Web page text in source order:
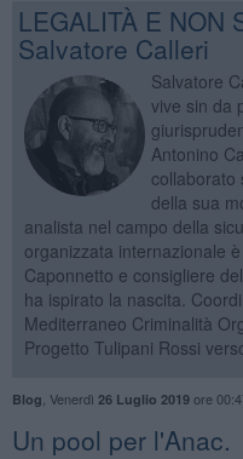
LEGALITÀ E
Salvatore Calleri
Salvatore
vive sin da
Antonino
collaborato
della sua
analista nel campo della
organizzata internazionale
Caponnetto e consigliere
ha ispirato la nascita.
Mediterraneo Criminalità
Progetto Tulipani Rossi
Blog Venerdì 26 Luglio 2019ore
​Un pool per l'Anac.